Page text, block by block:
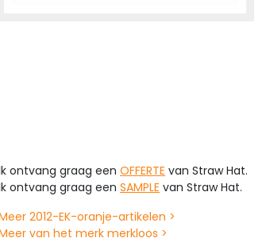
ontvang graag een OFFERTE van Straw Hat.
ontvang graag een SAMPLE van Straw Hat.
2012-EK-oranje-artikelen >
van het merk merkloos >